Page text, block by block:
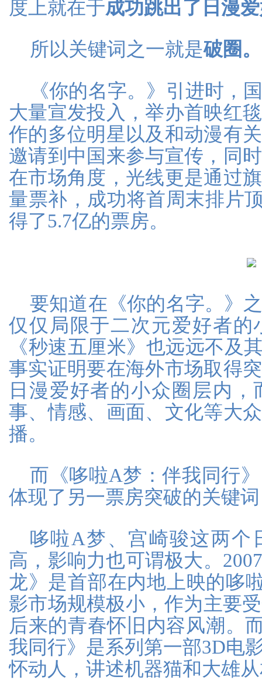
度上就在于成功跳出了日漫
所以关键词之一就是破圈。
《你的名字。》引进时，
大量宣发投入，举办首映红
作的多位明星以及和动漫有
邀请到中国来参与宣传，同
在市场角度，光线更是通过
量票补，成功将首周末排片
得了5.7亿的票房。
要知道在《你的名字。》
仅仅局限于二次元爱好者
《秒速五厘米》也远远不及
事实证明要在海外市场取得
日漫爱好者的小众圈层内
事、情感、画面、文化等大
播。
而《哆啦A梦：伴我同行
体现了另一票房突破的关键
哆啦A梦、宫崎骏这两个
高，影响力也可谓极大。
龙》是首部在内地上映的哆
影市场规模极小，作为主要
后来的青春怀旧内容风潮。
我同行》是系列第一部3D电
怀动人，讲述机器猫和大雄